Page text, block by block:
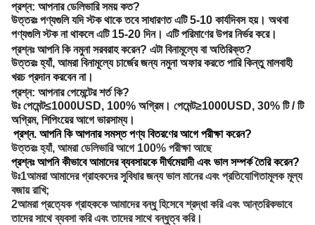
প্রশ্ন: আপনার ডেলিভারি সময় কত?
উত্তরঃ পণ্যগুলি যদি স্টক থাকে তবে সাধারণত এটি 5-10 কার্যদিবস হয়। অথবা
পণ্যগুলি স্টক না থাকলে এটি 15-20 দিন। এটি পরিমাণের উপর নির্ভর করে।
প্রশ্নঃ আপনি কি নমুনা সরবরাহ করেন? এটা বিনামূল্যে বা অতিরিক্ত?
উত্তরঃ হ্যাঁ, আমরা বিনামূল্যে চার্জের জন্য নমুনা অফার করতে পারি কিন্তু মালবাহী
খরচ প্রদান করবেন না।
প্রশ্ন: আপনার পেমেন্টের শর্ত কি?
উঃ পেমেন্ট≤1000USD, 100% অগ্রিম। পেমেন্ট≥1000USD, 30% টি / টি
অগ্রিম, শিপিংয়ের আগে ভারসাম্য।
প্রশ্ন. আপনি কি আপনার সমস্ত পণ্য বিতরণের আগে পরীক্ষা করেন?
উত্তরঃ হ্যাঁ, আমরা ডেলিভারি আগে 100% পরীক্ষা আছে
প্রশ্নঃ আপনি কীভাবে আমাদের ব্যবসায়কে দীর্ঘমেয়াদী এবং ভাল সম্পর্ক তৈরি করেন?
উঃ1আমরা আমাদের গ্রাহকদের সুবিধার জন্য ভাল মানের এবং প্রতিযোগিতামূলক মূল্য
বজায় রাখি;
2আমরা প্রত্যেক গ্রাহককে আমাদের বন্ধু হিসেবে শ্রদ্ধা করি এবং আন্তরিকভাবে
তাদের সাথে ব্যবসা করি এবং তাদের সাথে বন্ধুত্ব করি।